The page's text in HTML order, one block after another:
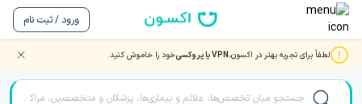
ورود / ثبت نام
لطفاً برای تجربه بهتر در اکسون،VPN یا پروکسی خود را خاموش کنید. صفحه اصلی/دکتر روانشناسی/دکتر فرانک ساکی